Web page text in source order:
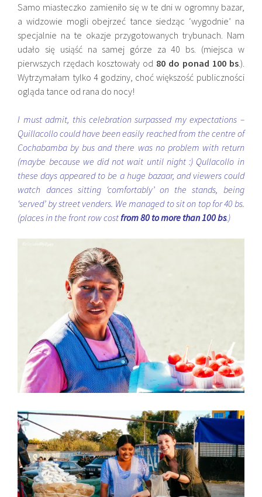
Samo miasteczko zamieniło się w te dni w ogromny bazar,
a widzowie mogli obejrzeć tance siedząc ‘wygodnie’ na
specjalnie na te okazje przygotowanych trybunach. Nam
udało się usiąść na samej górze za 40 bs. (miejsca w
pierwszych rzędach kosztowały od 80 do ponad 100 bs.).
Wytrzymałam tylko 4 godziny, choć większość publiczności
ogląda tance od rana do nocy!
I must admit, this celebration surpassed my expectations –
Quillacollo could have been easily reached from the centre of
Cochabamba by bus and there was no problem with return
(maybe because we did not wait until night :) Qullacollo in
these days appeared to be a huge bazaar, and viewers could
watch dances sitting ‘comfortably’ on the stands, being
‘served’ by street venders. We managed to sit on top for 40 bs.
(places in the front row cost from 80 to more than 100 bs.)